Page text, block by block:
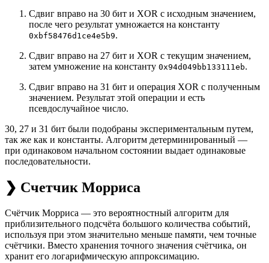
Сдвиг вправо на 30 бит и XOR с исходным значением,
после чего результат умножается на константу
0xbf58476d1ce4e5b9.
Сдвиг вправо на 27 бит и XOR с текущим значением,
затем умножение на константу 0x94d049bb133111eb.
Сдвиг вправо на 31 бит и операция XOR с полученным
значением. Результат этой операции и есть
псевдослучайное число.
30, 27 и 31 бит были подобраны экспериментальным путем,
так же как и константы. Алгоритм детерминированный —
при одинаковом начальном состоянии выдает одинаковые
последовательности.
❯ Счетчик Морриса
Счётчик Морриса — это вероятностный алгоритм для
приблизительного подсчёта большого количества событий,
используя при этом значительно меньше памяти, чем точные
счётчики. Вместо хранения точного значения счётчика, он
хранит его логарифмическую аппроксимацию.